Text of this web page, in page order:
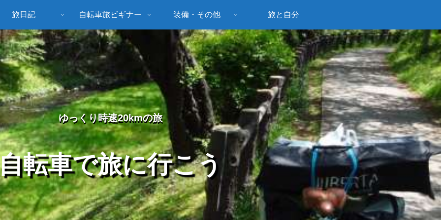
ゆっくり時速20kmの旅
転車で旅に行こう
旅日記 自転車旅ビギナー 装備・その他 旅と自分